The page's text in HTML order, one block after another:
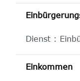
Dienst :
Einkommen